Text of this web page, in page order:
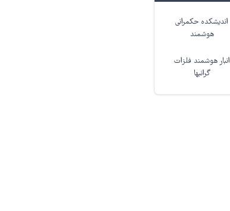
اندیشکده حکمرانی
هوشمند
انبار هوشمند فلزات
گرانبها